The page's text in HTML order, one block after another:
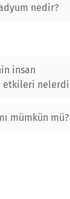
nedir?
insan
etkileri
mümkün mü?